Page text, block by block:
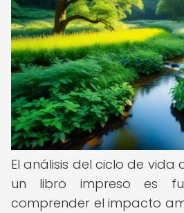
El análisis del ciclo de vida
un libro impreso es
comprender el impacto